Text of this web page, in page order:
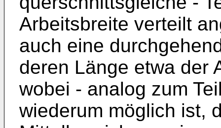
Arbeitsbreite verteilt
auch eine
deren Länge etwa der
wobei - analog zum
wiederum möglich ist,